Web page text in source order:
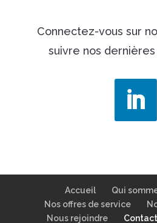
Connectez-vous sur
suivre nos
Accueil
Qui
Nos offres de service
Nous rejoindre
Contact